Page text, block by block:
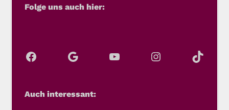
Folge uns auch hier:
Auch interessant: